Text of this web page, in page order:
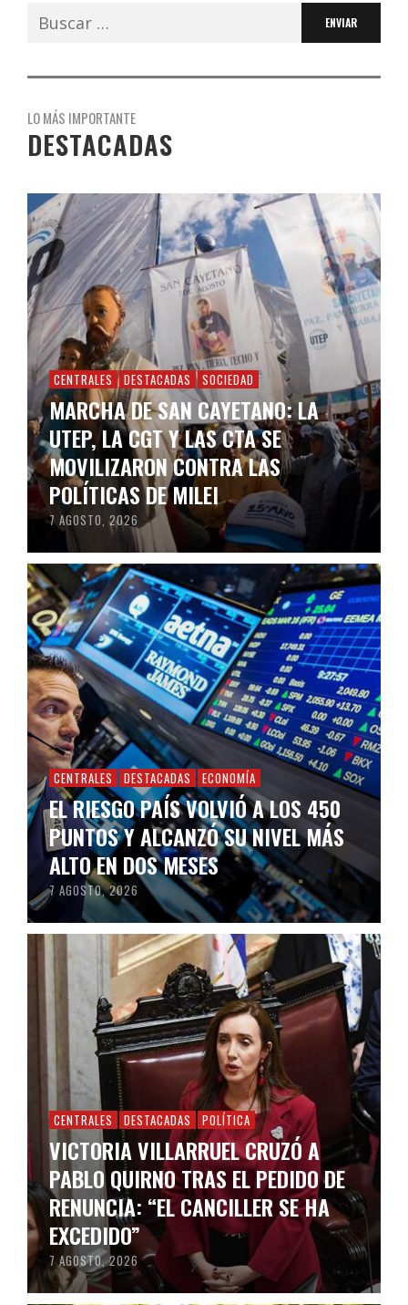
Buscar:
LO MÁS IMPORTANTE
DESTACADAS
CENTRALES DESTACADAS SOCIEDAD
MARCHA DE SAN CAYETANO: LA
UTEP, LA CGT Y LAS CTA SE
MOVILIZARON CONTRA LAS
POLÍTICAS DE MILEI
7 AGOSTO, 2026
CENTRALES DESTACADAS ECONOMÍA
EL RIESGO PAÍS VOLVIÓ A LOS 450
PUNTOS Y ALCANZÓ SU NIVEL MÁS
ALTO EN DOS MESES
7 AGOSTO, 2026
CENTRALES DESTACADAS POLÍTICA
VICTORIA VILLARRUEL CRUZÓ A
PABLO QUIRNO TRAS EL PEDIDO DE
RENUNCIA: “EL CANCILLER SE HA
EXCEDIDO”
7 AGOSTO, 2026